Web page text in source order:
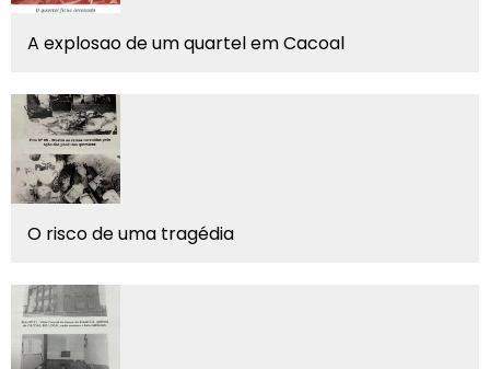
A explosao de um quartel em Cacoal
O risco de uma tragédia